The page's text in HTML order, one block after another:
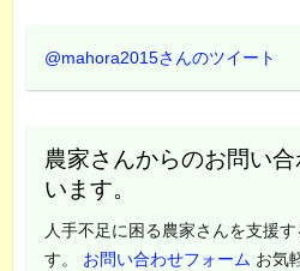
@mahora2015さんのツイート
農家さんからのお問い
います。
人手不足に困る農家さんを支援
す。 お問い合わせフォーム お気